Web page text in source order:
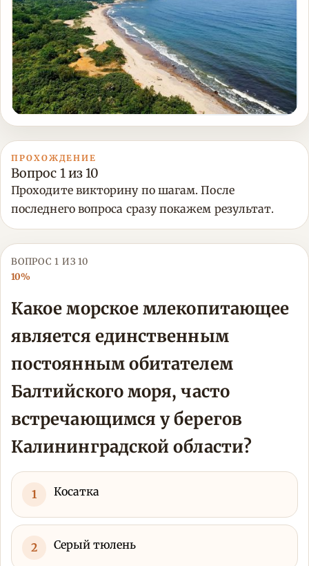
ПРОХОЖДЕНИЕ
Вопрос 1 из 10
Проходите викторину по шагам. После
последнего вопроса сразу покажем результат.
ВОПРОС 1 ИЗ 10
10%
Какое морское млекопитающее
является единственным
постоянным обитателем
Балтийского моря, часто
встречающимся у берегов
Калининградской области?
1 Косатка
2 Серый тюлень